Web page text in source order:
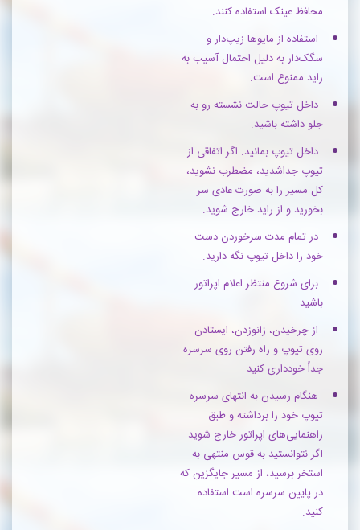
محافظ عینک استفاده کنند.
استفاده از مایوها زیپ‌دار و
سگک‌دار به دلیل احتمال آسیب به
راید ممنوع است.
داخل تیوپ حالت نشسته رو به
جلو داشته باشید.
داخل تیوپ بمانید. اگر اتفاقی از
تیوپ جداشدید، مضطرب نشوید،
کل مسیر را به صورت عادی سر
بخورید و از راید خارج شوید.
در تمام مدت سرخوردن دست
خود را داخل تیوپ نگه دارید.
برای شروع منتظر اعلام اپراتور
باشید.
از چرخیدن، زانوزدن، ایستادن
روی تیوپ و راه رفتن روی سرسره
جداً خودداری کنید.
هنگام رسیدن به انتهای سرسره
تیوپ خود را برداشته و طبق
راهنمایی‌های اپراتور خارج شوید.
اگر نتوانستید به قوس منتهی به
استخر برسید، از مسیر جایگزین که
در پایین سرسره است استفاده
کنید.